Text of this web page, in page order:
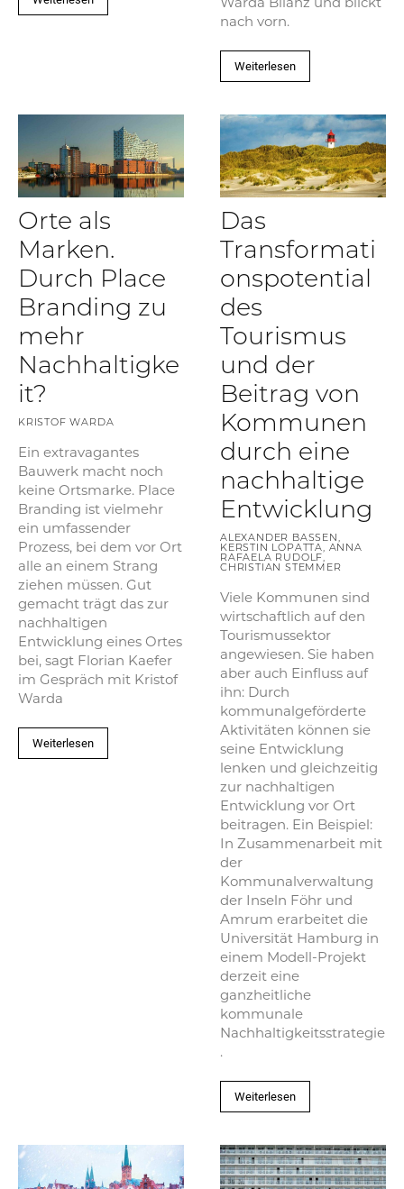
Warda Bilanz und blickt
nach vorn.
Weiterlesen
Orte als
Marken.
Durch Place
Branding zu
mehr
Nachhaltigke
it?
KRISTOF WARDA
Ein extravagantes
Bauwerk macht noch
keine Ortsmarke. Place
Branding ist vielmehr
ein umfassender
Prozess, bei dem vor Ort
alle an einem Strang
ziehen müssen. Gut
gemacht trägt das zur
nachhaltigen
Entwicklung eines Ortes
bei, sagt Florian Kaefer
im Gespräch mit Kristof
Warda
Weiterlesen
Das
Transformati
onspotential
des
Tourismus
und der
Beitrag von
Kommunen
durch eine
nachhaltige
Entwicklung
ALEXANDER BASSEN,
KERSTIN LOPATTA, ANNA
RAFAELA RUDOLF,
CHRISTIAN STEMMER
Viele Kommunen sind
wirtschaftlich auf den
Tourismussektor
angewiesen. Sie haben
aber auch Einfluss auf
ihn: Durch
kommunalgeförderte
Aktivitäten können sie
seine Entwicklung
lenken und gleichzeitig
zur nachhaltigen
Entwicklung vor Ort
beitragen. Ein Beispiel:
In Zusammenarbeit mit
der
Kommunalverwaltung
der Inseln Föhr und
Amrum erarbeitet die
Universität Hamburg in
einem Modell-Projekt
derzeit eine
ganzheitliche
kommunale
Nachhaltigkeitsstrategie
.
Weiterlesen